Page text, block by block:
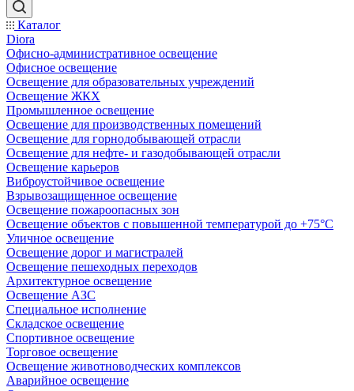
Каталог
Diora
Офисно-административное освещение
Офисное освещение
Освещение для образовательных учреждений
Освещение ЖКХ
Промышленное освещение
Освещение для производственных помещений
Освещение для горнодобывающей отрасли
Освещение для нефте- и газодобывающей отрасли
Освещение карьеров
Виброустойчивое освещение
Взрывозащищенное освещение
Освещение пожароопасных зон
Освещение объектов с повышенной температурой до +75°C
Уличное освещение
Освещение дорог и магистралей
Освещение пешеходных переходов
Архитектурное освещение
Освещение АЗС
Специальное исполнение
Складское освещение
Спортивное освещение
Торговое освещение
Освещение животноводческих комплексов
Аварийное освещение